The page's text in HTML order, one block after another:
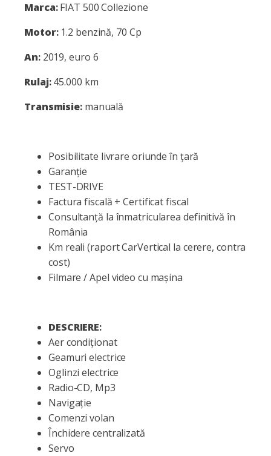
Marca:FIAT 500 Collezione
Motor:1.2 benzină, 70 Cp
An:2019, euro 6
Rulaj:45.000 km
Transmisie:manuală
Posibilitate livrare oriunde în țară
Garanție
TEST-DRIVE
Factura fiscală + Certificat fiscal
Consultanță la înmatricularea definitivă în
România
Km reali (raport CarVertical la cerere, contra
cost)
Filmare / Apel video cu mașina
DESCRIERE:
Aer condiționat
Geamuri electrice
Oglinzi electrice
Radio-CD, Mp3
Navigație
Comenzi volan
Închidere centralizată
Servo